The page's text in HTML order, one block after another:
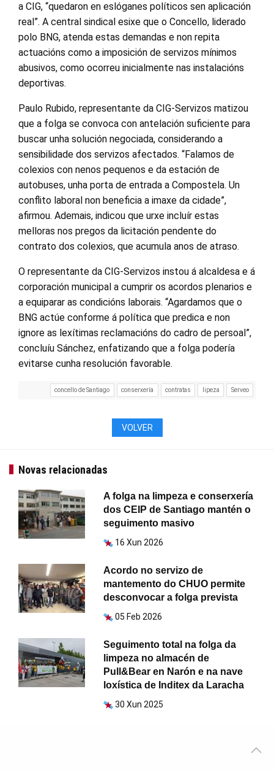
a CIG, “quedaron en eslóganes políticos sen aplicación
real”. A central sindical esixe que o Concello, liderado
polo BNG, atenda estas demandas e non repita
actuacións como a imposición de servizos mínimos
abusivos, como ocorreu inicialmente nas instalacións
deportivas.
Paulo Rubido, representante da CIG-Servizos matizou
que a folga se convoca con antelación suficiente para
buscar unha solución negociada, considerando a
sensibilidade dos servizos afectados. “Falamos de
colexios con nenos pequenos e da estación de
autobuses, unha porta de entrada a Compostela. Un
conflito laboral non beneficia a imaxe da cidade”,
afirmou. Ademais, indicou que urxe incluír estas
melloras nos pregos da licitación pendente do
contrato dos colexios, que acumula anos de atraso.
O representante da CIG-Servizos instou á alcaldesa e á
corporación municipal a cumprir os acordos plenarios e
a equiparar as condicións laborais. “Agardamos que o
BNG actúe conforme á política que predica e non
ignore as lexítimas reclamacións do cadro de persoal”,
concluíu Sánchez, enfatizando que a folga podería
evitarse cunha resolución favorable.
concello de Santiago conserxería contratas lipeza Serveo
VOLVER
Novas relacionadas
A folga na limpeza e conserxería
dos CEIP de Santiago mantén o
seguimento masivo
16 Xun 2026
Acordo no servizo de
mantemento do CHUO permite
desconvocar a folga prevista
05 Feb 2026
Seguimento total na folga da
limpeza no almacén de
Pull&Bear en Narón e na nave
loxística de Inditex da Laracha
30 Xun 2025